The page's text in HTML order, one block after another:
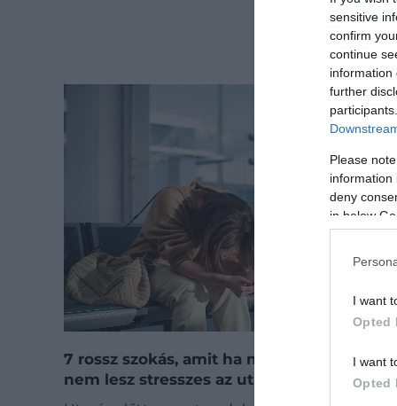
sensitive
confirm
continue
information
further
Please
information
deny
in below
I want
Opted
I want
Opted
7 rossz szokás, amit ha megváltoztatsz,
nem lesz stresszes az utazás